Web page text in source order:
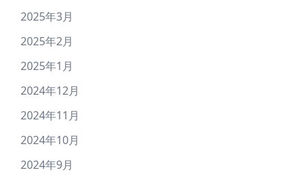
2025年3月
2025年2月
2025年1月
2024年12月
2024年11月
2024年10月
2024年9月